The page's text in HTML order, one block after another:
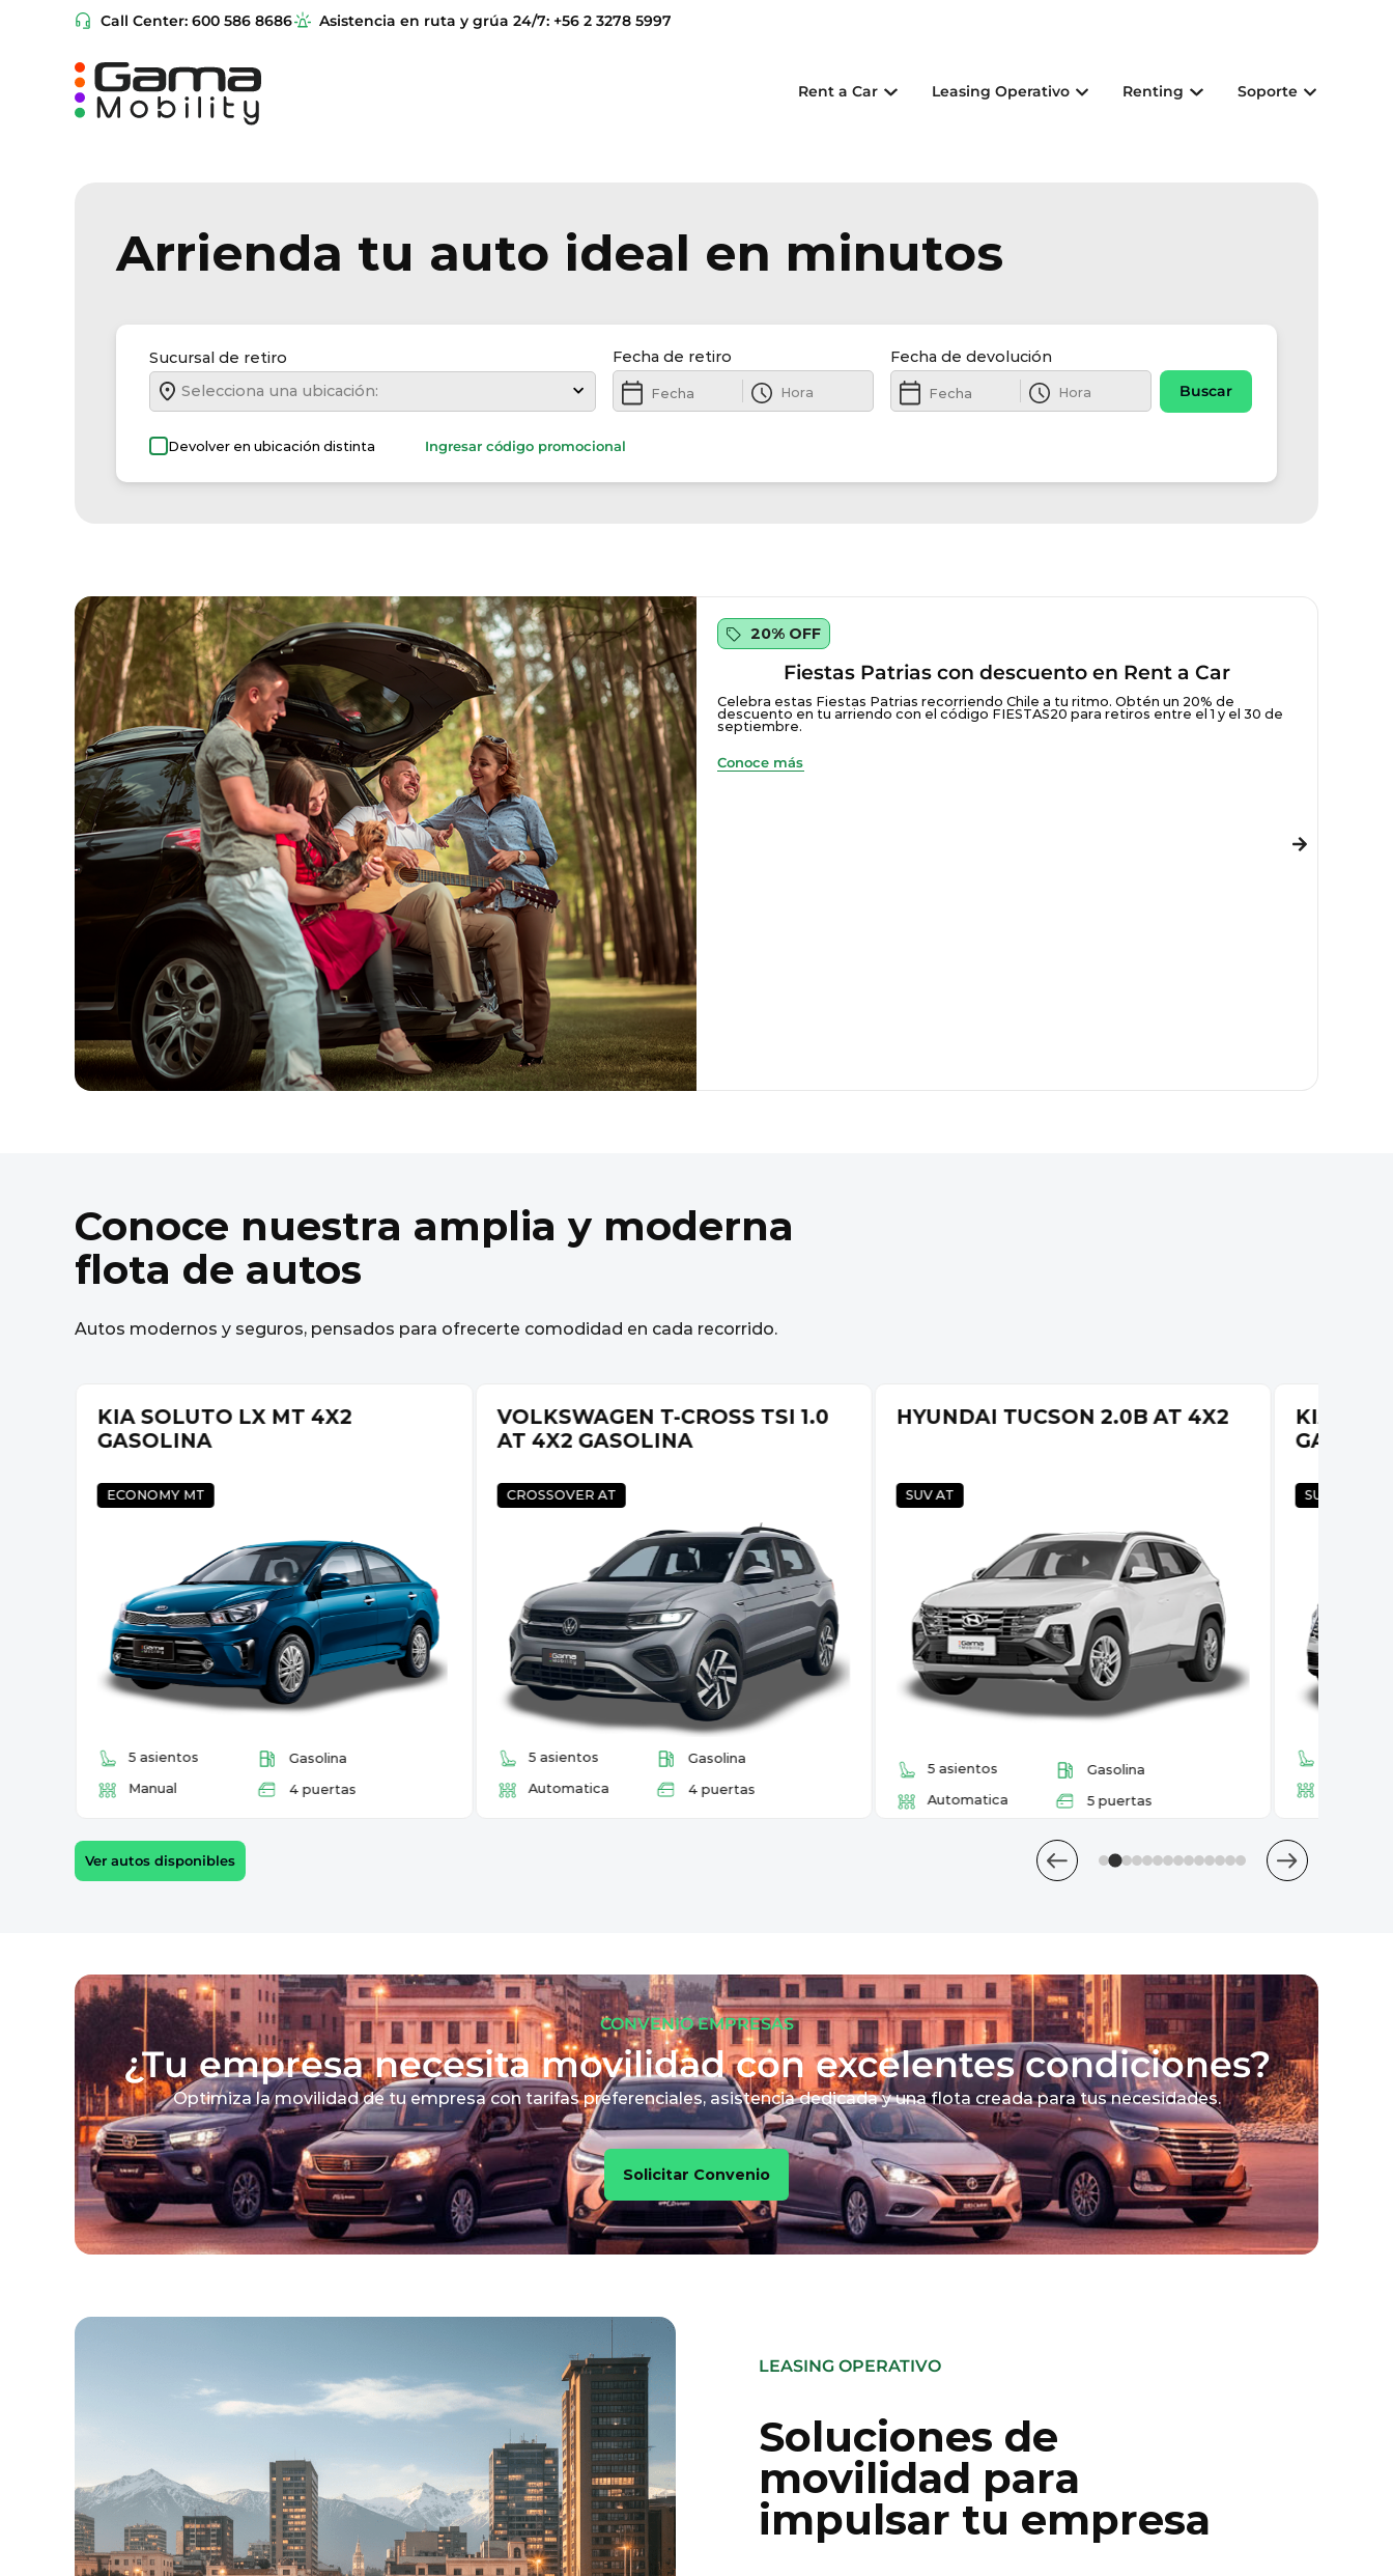
Call Center: 600 586 8686 Asistencia en ruta y grúa 24/7: +56 2 3278 5997
Rent a Car Leasing Operativo Renting Soporte
Arrienda tu auto ideal en minutos
Sucursal de retiro
Selecciona una ubicación:
Fecha de retiro
Fecha de devolución
Buscar
Devolver en ubicación distinta Ingresar código promocional
20% OFF
Fiestas Patrias con descuento en Rent a Car
Celebra estas Fiestas Patrias recorriendo Chile a tu ritmo. Obtén un 20% de
descuento en tu arriendo con el código FIESTAS20 para retiros entre el 1 y el 30 de
septiembre.
Conoce más
Conoce nuestra amplia y moderna
flota de autos
Autos modernos y seguros, pensados para ofrecerte comodidad en cada recorrido.
KIA SOLUTO LX MT 4X2
GASOLINA
ECONOMY MT
5 asientos
Gasolina
Manual
4 puertas
VOLKSWAGEN T-CROSS TSI 1.0
AT 4X2 GASOLINA
CROSSOVER AT
5 asientos
Gasolina
Automatica
4 puertas
HYUNDAI TUCSON 2.0B AT 4X2
SUV AT
5 asientos
Gasolina
Automatica
5 puertas
KIA
SUV AT AWD
Ver autos disponibles
CONVENIO EMPRESAS
¿Tu empresa necesita movilidad con excelentes condiciones?
Optimiza la movilidad de tu empresa con tarifas preferenciales, asistencia dedicada y una flota creada para tus necesidades.
Solicitar Convenio
LEASING OPERATIVO
Soluciones de
movilidad para
impulsar tu empresa